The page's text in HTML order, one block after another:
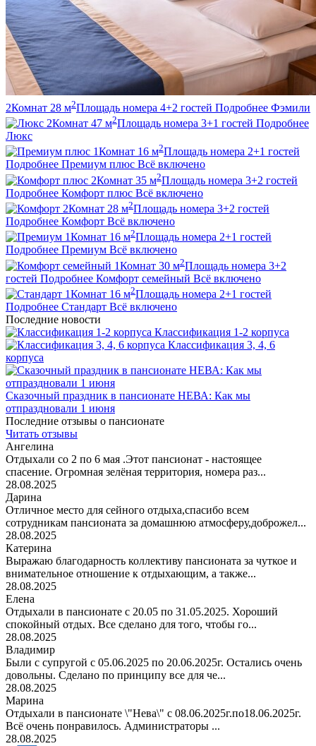
2Комнат 28 м2Площадь номера 4+2 гостей Подробнее Фэмили
2Комнат 47 м2Площадь номера 3+1 гостей Подробнее
Люкс
1Комнат 16 м2Площадь номера 2+1 гостей
Подробнее Премиум плюс Всё включено
2Комнат 35 м2Площадь номера 3+2 гостей
Подробнее Комфорт плюс Всё включено
2Комнат 28 м2Площадь номера 3+2 гостей
Подробнее Комфорт Всё включено
1Комнат 16 м2Площадь номера 2+1 гостей
Подробнее Премиум Всё включено
1Комнат 30 м2Площадь номера 3+2
гостей Подробнее Комфорт семейный Всё включено
1Комнат 16 м2Площадь номера 2+1 гостей
Подробнее Стандарт Всё включено
Последние новости
Классификация 1-2 корпуса
Классификация 3, 4, 6
корпуса
Сказочный праздник в пансионате НЕВА: Как мы
отпраздновали 1 июня
Последние отзывы о пансионате
Читать отзывы
Ангелина
Отдыхали со 2 по 6 мая .Этот пансионат - настоящее
спасение. Огромная зелёная территория, номера раз...
28.08.2025
Дарина
Отличное место для сейного отдыха,спасибо всем
сотрудникам пансионата за домашнюю атмосферу,доброжел...
28.08.2025
Катерина
Выражаю благодарность коллективу пансионата за чуткое и
внимательное отношение к отдыхающим, а также...
28.08.2025
Елена
Отдыхали в пансионате с 20.05 по 31.05.2025. Хороший
спокойный отдых. Все сделано для того, чтобы го...
28.08.2025
Владимир
Были с супругой с 05.06.2025 по 20.06.2025г. Остались очень
довольны. Сделано по принципу все для че...
28.08.2025
Марина
Отдыхали в пансионате \"Нева\" с 08.06.2025г.по18.06.2025г.
Всё очень понравилось. Администраторы ...
28.08.2025